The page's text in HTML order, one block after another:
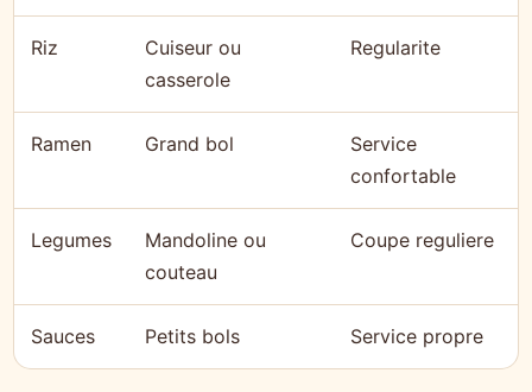
Riz
Cuiseur ou
casserole
Regularite
Ramen Grand bol
Service
confortable
Legumes
Mandoline ou
couteau
Coupe reguliere
Sauces Petits bols Service propre